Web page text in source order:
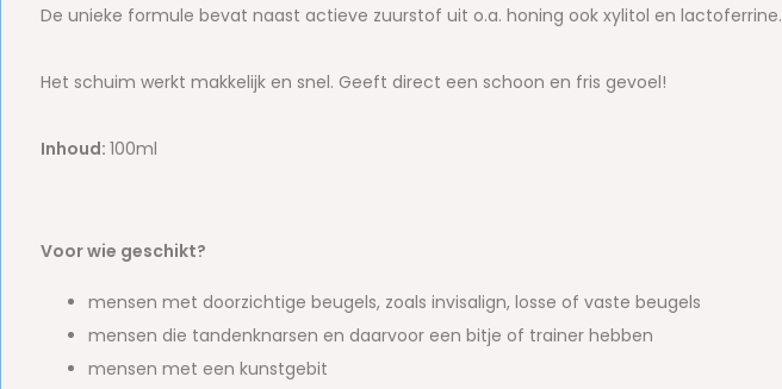
De unieke formule bevat naast actieve zuurstof uit o.a. honing ook xylitol en lactoferrine.
Het schuim werkt makkelijk en snel. Geeft direct een schoon en fris gevoel!
Inhoud: 100ml
Voor wie geschikt?
mensen met doorzichtige beugels, zoals invisalign, losse of vaste beugels
mensen die tandenknarsen en daarvoor een bitje of trainer hebben
mensen met een kunstgebit